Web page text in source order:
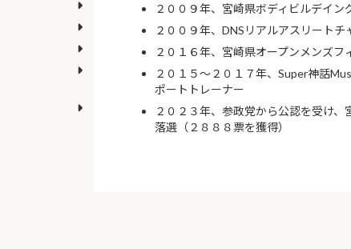
２００９年、宮崎県ボディビルデイン
２００９年、DNSリアルアスリートチ
２０１６年、宮崎県オープンメンズフ
２０１５〜２０１７年、Super神話
ポートトレーナー
２０２３年、参政党から公認を受け、
落選（２８８８票を獲得）